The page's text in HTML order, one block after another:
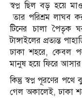
স্বপ্ন ছিল বড় হয়ে
তার পরিশ্রম লাঘব
টিনের চালা পৈতৃক
টাঙ্গাইলের প্রত্যন্ত
ঢাকা শহরে, কেবল
মানুষ হয়ে ফিরে আসার
কিন্তু স্বপ্ন পূরণের
গেল অকালেই, ঢাকা